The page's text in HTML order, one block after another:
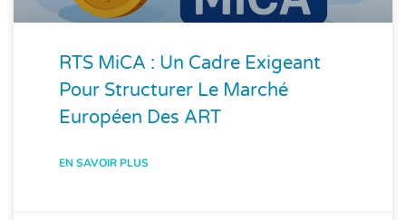
RTS MiCA : Un Cadre Exigeant
Pour Structurer Le Marché
Européen Des ART
EN SAVOIR PLUS